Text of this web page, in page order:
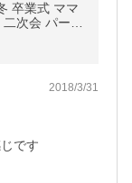
卒業式 ママ
次会 パーテ
2018/3/31
です